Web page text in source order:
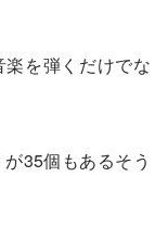
を弾くだけでな
35個もあるそう